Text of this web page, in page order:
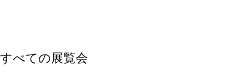
すべての展覧会